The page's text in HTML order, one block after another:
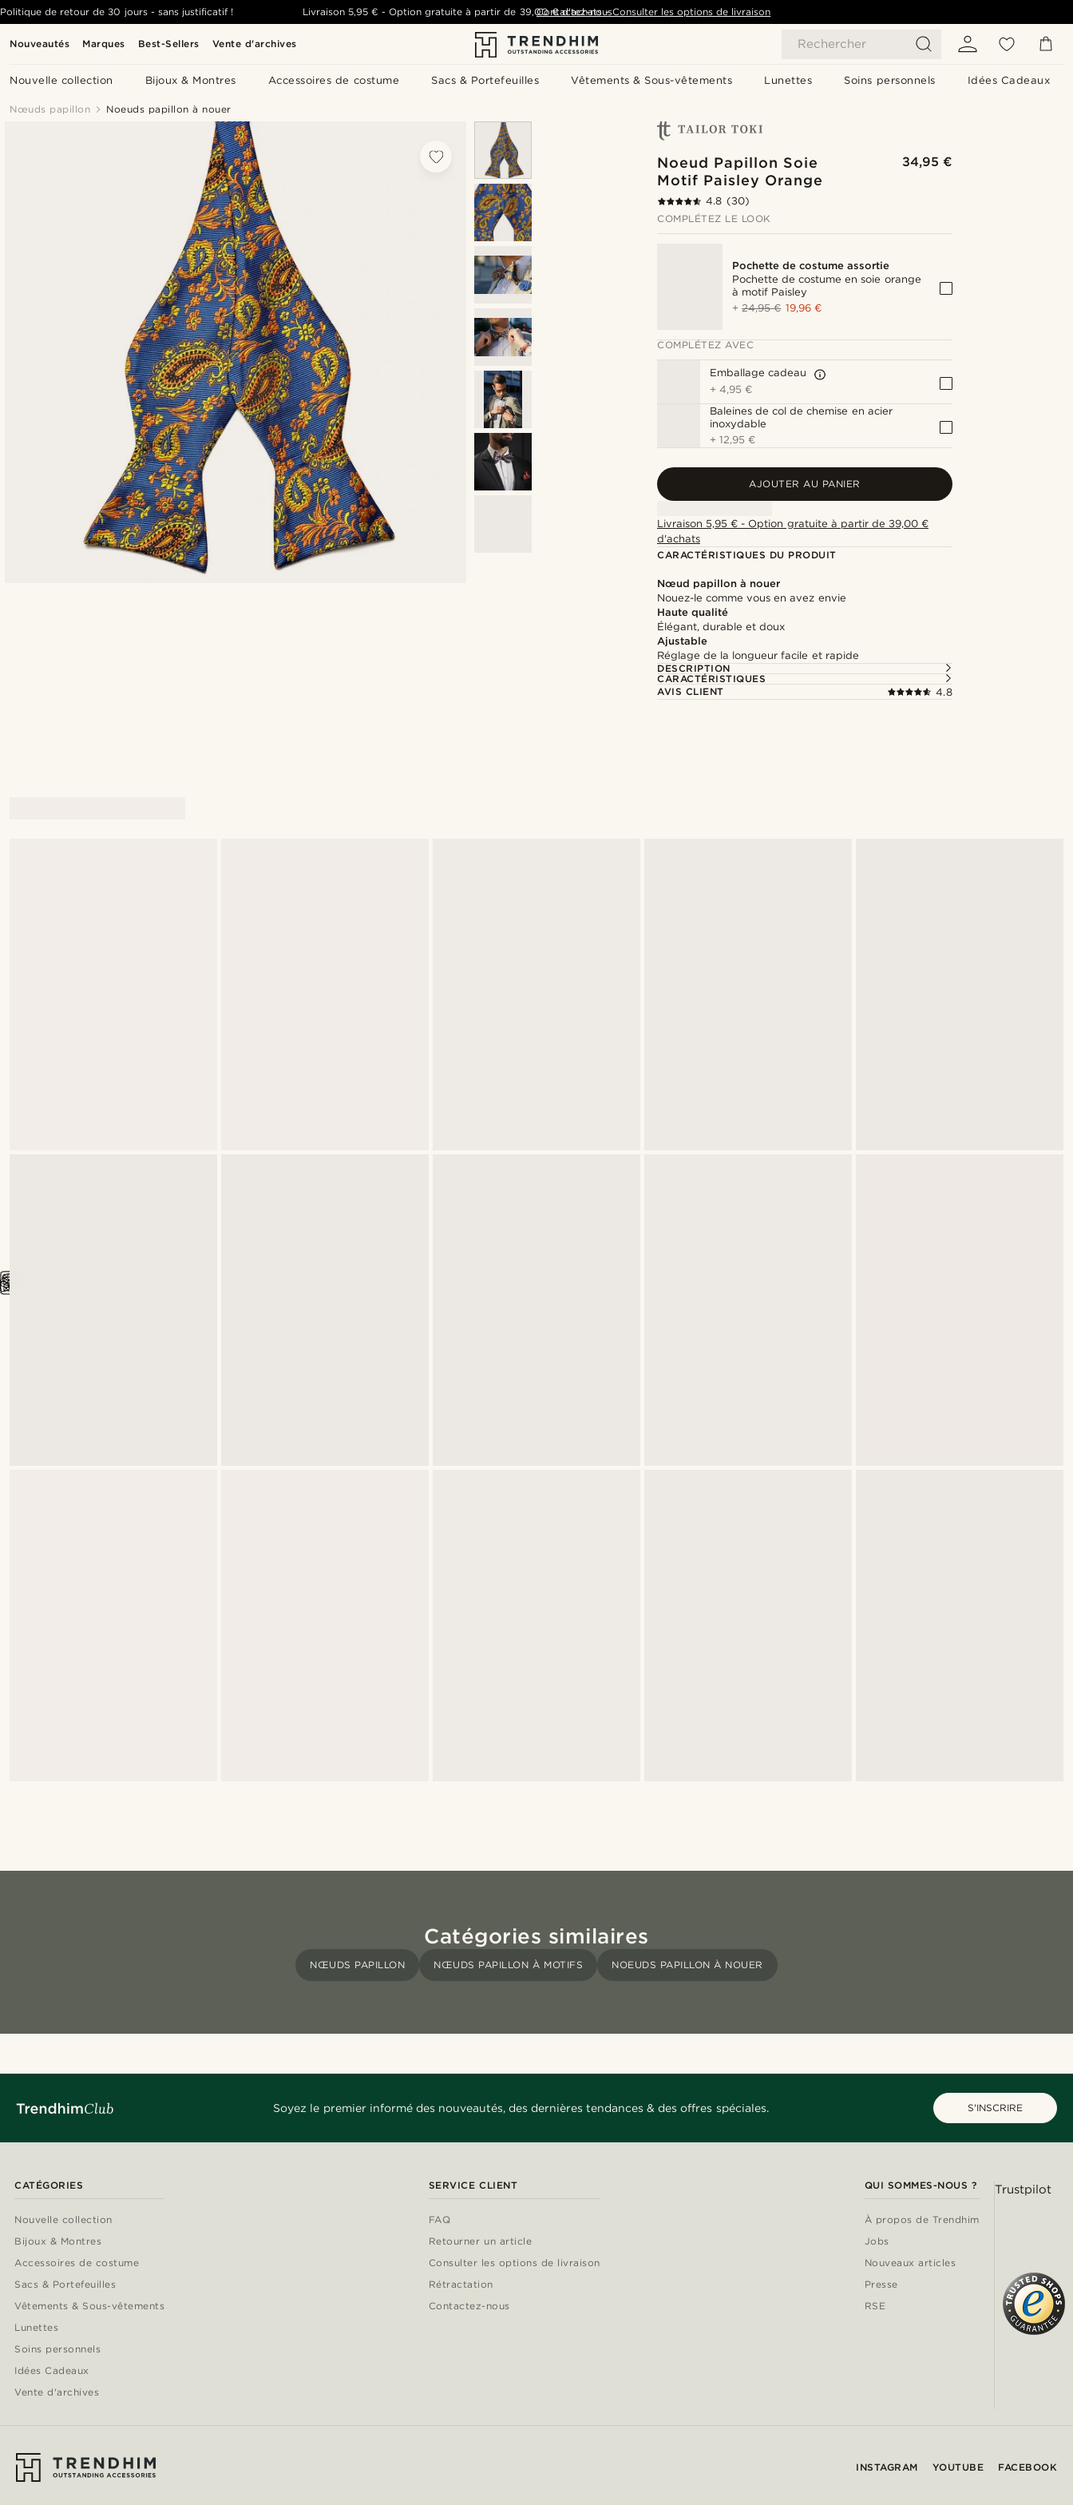
Nouveautés Marques Best-Sellers Vente d'archives Rechercher
Nouvelle collection Bijoux & Montres Accessoires de costume Sacs & Portefeuilles Vêtements & Sous-vêtements Lunettes Soins personnels Idées Cadeaux
Politique de retour de 30 jours - sans justificatif ! Livraison 5,95 € -Option gratuite à partir de 39,00 € d'achats- Consulter les options de livraison
Contactez-nous
Nœuds papillon Noeuds papillon à nouer
Noeud Papillon Soie
Motif Paisley Orange
34,95 €
4.8 (30)
COMPLÉTEZ LE LOOK
Pochette de costume assortie
Pochette de costume en soie orange
à motif Paisley
+24,95 € 19,96 €
COMPLÉTEZ AVEC
Emballage cadeau
+4,95 €
Baleines de col de chemise en acier
inoxydable
+12,95 €
AJOUTER AU PANIER
Livraison 5,95 € - Option gratuite à partir de 39,00 €
d'achats
CARACTÉRISTIQUES DU PRODUIT
Nœud papillon à nouer
Nouez-le comme vous en avez envie
Haute qualité
Élégant, durable et doux
Ajustable
Réglage de la longueur facile et rapide
DESCRIPTION
CARACTÉRISTIQUES
AVIS CLIENT
4.8
Catégories similaires
NŒUDS PAPILLON NŒUDS PAPILLON À MOTIFS NOEUDS PAPILLON À NOUER
Soyez le premier informé des nouveautés, des dernières tendances & des offres spéciales. S'INSCRIRE
CATÉGORIES
Nouvelle collection
Bijoux & Montres
Accessoires de costume
Sacs & Portefeuilles
Vêtements & Sous-vêtements
Lunettes
Soins personnels
Idées Cadeaux
Vente d'archives
SERVICE CLIENT
FAQ
Retourner un article
Consulter les options de livraison
Rétractation
Contactez-nous
QUI SOMMES-NOUS ?
À propos de Trendhim
Jobs
Nouveaux articles
Presse
RSE
Trustpilot
INSTAGRAM YOUTUBE FACEBOOK